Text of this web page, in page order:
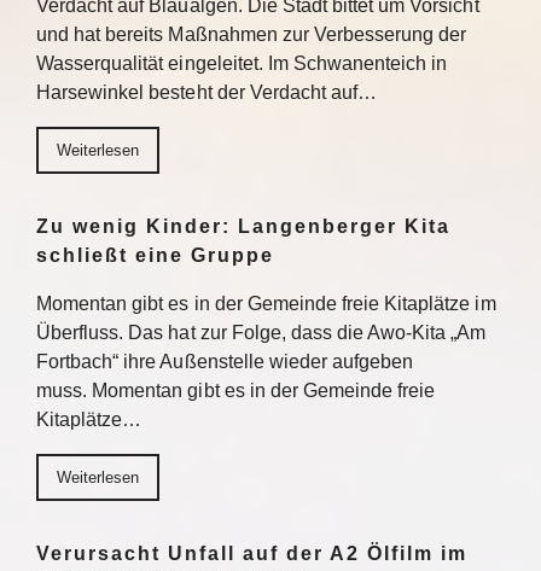
Verdacht auf Blaualgen. Die Stadt bittet um Vorsicht
und hat bereits Maßnahmen zur Verbesserung der
Wasserqualität eingeleitet. Im Schwanenteich in
Harsewinkel besteht der Verdacht auf…
Weiterlesen
Zu wenig Kinder: Langenberger Kita
schließt eine Gruppe
Momentan gibt es in der Gemeinde freie Kitaplätze im
Überfluss. Das hat zur Folge, dass die Awo-Kita „Am
Fortbach“ ihre Außenstelle wieder aufgeben
muss. Momentan gibt es in der Gemeinde freie
Kitaplätze…
Weiterlesen
Verursacht Unfall auf der A2 Ölfilm im